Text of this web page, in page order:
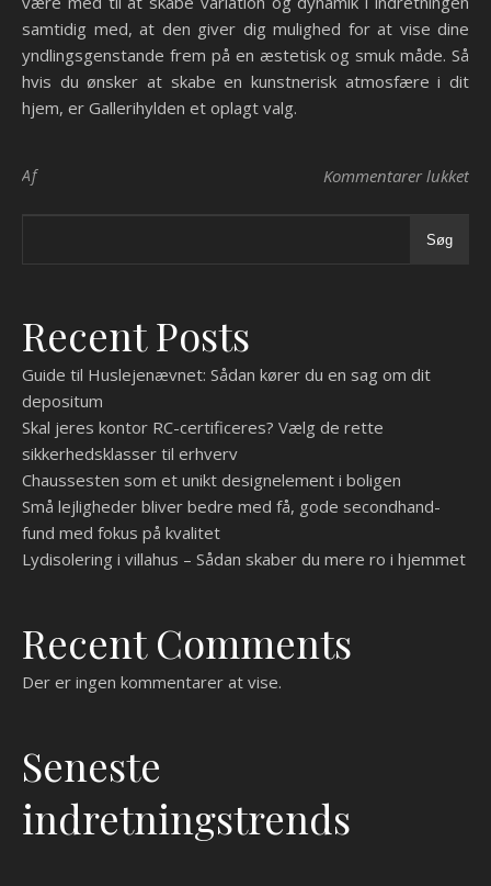
samtidig med, at den giver dig mulighed for at vise dine
yndlingsgenstande frem på en æstetisk og smuk måde. Så
hvis du ønsker at skabe en kunstnerisk atmosfære i dit
hjem, er Gallerihylden et oplagt valg.
Af Kommentarer lukkettil
Søg
Recent Posts
Guide til Huslejenævnet: Sådan kører du en sag om dit
depositum
Skal jeres kontor RC-certificeres? Vælg de rette
sikkerhedsklasser til erhverv
Chaussesten som et unikt designelement i boligen
Små lejligheder bliver bedre med få, gode secondhand-
fund med fokus på kvalitet
Lydisolering i villahus – Sådan skaber du mere ro i hjemmet
Recent Comments
Der er ingen kommentarer at vise.
Seneste
indretningstrends